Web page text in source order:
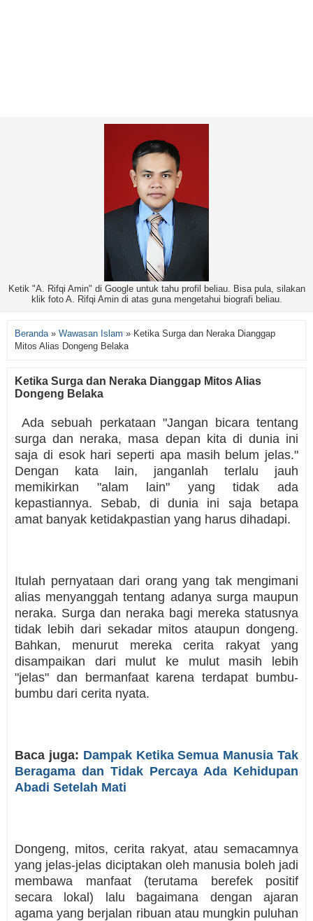
Ketik "A. Rifqi Amin" di Google untuk tahu profil beliau. Bisa pula, silakan
klik foto A. Rifqi Amin di atas guna mengetahui biografi beliau.
Beranda » Wawasan Islam » Ketika Surga dan Neraka Dianggap
Mitos Alias Dongeng Belaka
Ketika Surga dan Neraka Dianggap Mitos Alias
Dongeng Belaka
Ada sebuah perkataan "Jangan bicara tentang
surga dan neraka, masa depan kita di dunia ini
saja di esok hari seperti apa masih belum jelas."
Dengan kata lain, janganlah terlalu jauh
memikirkan "alam lain" yang tidak ada
kepastiannya. Sebab, di dunia ini saja betapa
amat banyak ketidakpastian yang harus dihadapi.
Itulah pernyataan dari orang yang tak mengimani
alias menyanggah tentang adanya surga maupun
neraka. Surga dan neraka bagi mereka statusnya
tidak lebih dari sekadar mitos ataupun dongeng.
Bahkan, menurut mereka cerita rakyat yang
disampaikan dari mulut ke mulut masih lebih
"jelas" dan bermanfaat karena terdapat bumbu-
bumbu dari cerita nyata.
Baca juga: Dampak Ketika Semua Manusia Tak
Beragama dan Tidak Percaya Ada Kehidupan
Abadi Setelah Mati
Dongeng, mitos, cerita rakyat, atau semacamnya
yang jelas-jelas diciptakan oleh manusia boleh jadi
membawa manfaat (terutama berefek positif
secara lokal) lalu bagaimana dengan ajaran
agama yang berjalan ribuan atau mungkin puluhan